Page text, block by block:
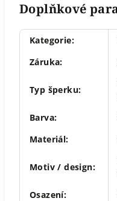
Doplňkové
Kategorie:
Záruka:
Typ šperku:
Barva:
Materiál:
Motiv / design:
Osazení: